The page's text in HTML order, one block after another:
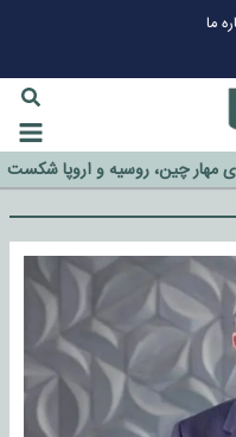
ما
مهار چین، روسیه و اروپا شکست